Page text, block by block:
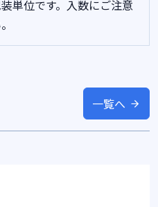
単位です。入数にご注意
一覧へ